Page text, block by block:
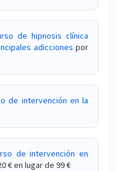
del trastorno de
del trauma con
la ciencia
dejar de fumar
de hipnosis clínica
adicciones por
de intervención en la
de intervención en
€ en lugar de 99 €